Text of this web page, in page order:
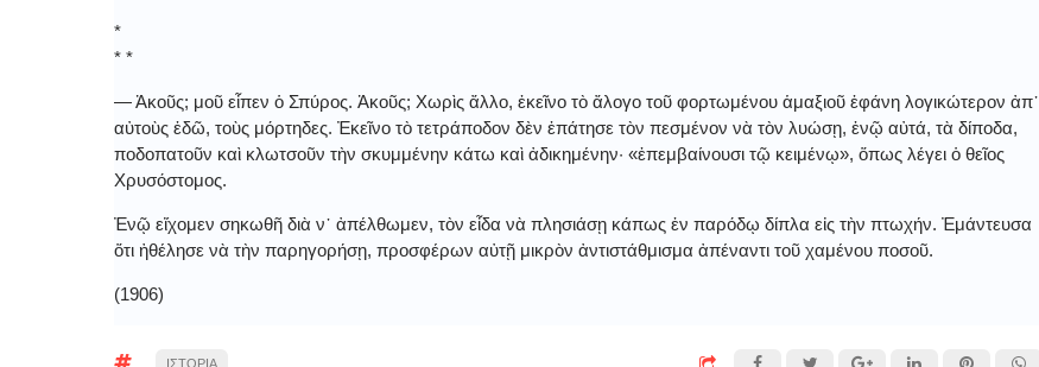
*
* *
― Ἀκοῦς; μοῦ εἶπεν ὁ Σπύρος. Ἀκοῦς; Χωρὶς ἄλλο, ἐκεῖνο τὸ ἄλογο τοῦ φορτωμένου ἁμαξιοῦ ἐφάνη λογικώτερον ἀπ᾿
αὐτοὺς ἐδῶ, τοὺς μόρτηδες. Ἐκεῖνο τὸ τετράποδον δὲν ἐπάτησε τὸν πεσμένον νὰ τὸν λυώσῃ, ἐνῷ αὐτά, τὰ δίποδα,
ποδοπατοῦν καὶ κλωτσοῦν τὴν σκυμμένην κάτω καὶ ἀδικημένην· «ἐπεμβαίνουσι τῷ κειμένῳ», ὅπως λέγει ὁ θεῖος
Χρυσόστομος.
Ἐνῷ εἴχομεν σηκωθῆ διὰ ν᾿ ἀπέλθωμεν, τὸν εἶδα νὰ πλησιάσῃ κάπως ἐν παρόδῳ δίπλα εἰς τὴν πτωχήν. Ἐμάντευσα
ὅτι ἠθέλησε νὰ τὴν παρηγορήσῃ, προσφέρων αὐτῇ μικρὸν ἀντιστάθμισμα ἀπέναντι τοῦ χαμένου ποσοῦ.
(1906)
ΙΣΤΟΡΙΑ